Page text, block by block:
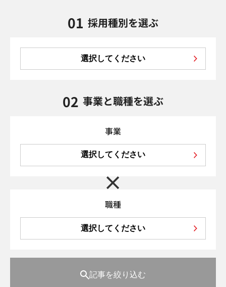
01 採用種別を選ぶ
選択してください
02 事業と職種を選ぶ
事業
選択してください
職種
選択してください
記事を絞り込む